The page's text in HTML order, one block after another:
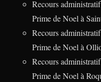
Recours
Prime de Noel à
Recours
Prime de Noel à
Recours
Prime de Noel à